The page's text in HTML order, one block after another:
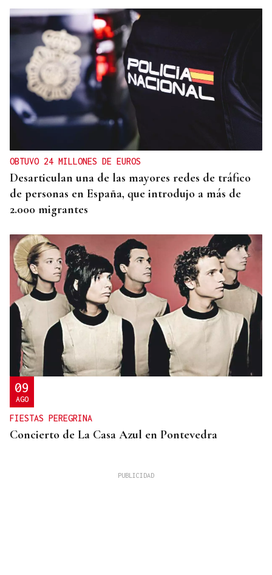
OBTUVO 24 MILLONES DE EUROS
Desarticulan una de las mayores redes de tráfico
de personas en España, que introdujo a más de
2.000 migrantes
09
AGO
FIESTAS PEREGRINA
Concierto de La Casa Azul en Pontevedra